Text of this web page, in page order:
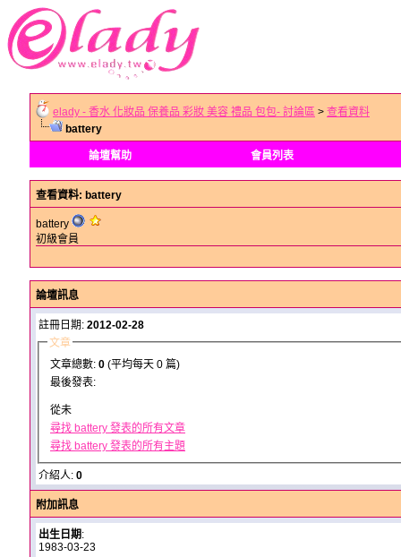
elady - 香水 化妝品 保養品 彩妝 美容 禮品 包包- 討論區 > 查看資料
battery
論壇幫助 會員列表
查看資料: battery
battery
初級會員
論壇訊息
註冊日期: 2012-02-28
文章
文章總數: 0 (平均每天 0 篇)
最後發表:
從未
尋找 battery 發表的所有文章
尋找 battery 發表的所有主題
介紹人: 0
附加訊息
出生日期:
1983-03-23